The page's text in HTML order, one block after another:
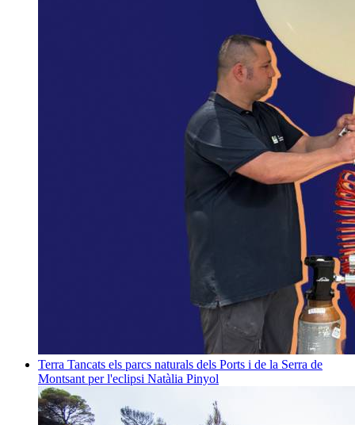
Terra Tancats els parcs naturals dels Ports i de la Serra de
Montsant per l'eclipsi Natàlia Pinyol